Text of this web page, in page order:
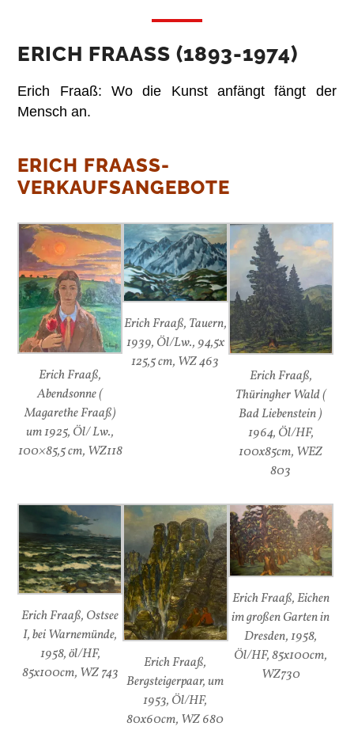
ERICH FRAASS (1893-1974)
Erich Fraaß: Wo die Kunst anfängt fängt der
Mensch an.
ERICH FRAASS- V
ERKAUFSANGEBOTE
Erich Fraaß,
Abendsonne (
Magarethe Fraaß)
um 1925, Öl/ Lw.,
100×85,5 cm, WZ118
Erich Fraaß, Tauern,
1939, Öl/Lw., 94,5x
125,5 cm, WZ 463
Erich Fraaß,
Thüringher Wald (
Bad Liebenstein )
1964, Öl/HF,
100x85cm, WEZ
803
Erich Fraaß, Ostsee
I, bei Warnemünde,
1958, öl/HF,
85x100cm, WZ 743
Erich Fraaß,
Bergsteigerpaar, um
1953, Öl/HF,
80x60cm, WZ 680
Erich Fraaß, Eichen
im großen Garten in
Dresden, 1958,
Öl/HF, 85x100cm,
WZ730